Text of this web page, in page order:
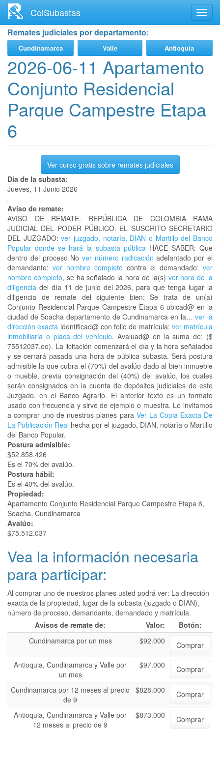
contenido
principal
ColSubastas
Remates judiciales por departamento:
Cundinamarca Valle Antioquia
2026-06-11 Apartamento
Conjunto Residencial
Parque Campestre Etapa
6
Ver curso gratis sobre remates judiciales
Día de la subasta:
Jueves, 11 Junio 2026
Aviso de remate:
AVISO DE REMATE. REPÚBLICA DE COLOMBIA RAMA
JUDICIAL DEL PODER PÚBLICO. EL SUSCRITO SECRETARIO
DEL JUZGADO: ver juzgado, notaría, DIAN o Martillo del Banco
Popular donde se hará la subasta públicaHACE SABER: Que
dentro del proceso Nover número radicación adelantado por el
demandante: ver nombre completo contra el demandado: ver
nombre completo, se ha señalado la hora de la(s) ver hora de la
diligencia del día 11 de junio del 2026, para que tenga lugar la
diligencia de remate del siguiente bien: Se trata de un(a)
Conjunto Residencial Parque Campestre Etapa 6 ubicad@ en la
ciudad de Soacha departamento de Cundinamarca en la…ver la
dirección exacta identificad@ con folio de matrícula: ver matrícula
inmobiliaria o placa del vehículo. Avaluad@ en la suma de: ($
75512037.oo). La licitación comenzará el día y la hora señalados
y se cerrará pasada una hora de pública subasta. Será postura
admisible la que cubra el (70%) del avalúo dado al bien inmueble
o mueble, previa consignación del (40%) del avalúo, los cuales
serán consignados en la cuenta de depósitos judiciales de este
Juzgado, en el Banco Agrario. El anterior texto es un formato
usado con frecuencia y sirve de ejemplo o muestra. Lo invitamos
a comprar uno de nuestros planes para Ver La Copia Exacta De
La Publicación Real hecha por el juzgado, DIAN, notaría o Martillo
del Banco Popular.
Postura admisible:
$52.858.426
Es el 70% del avalúo.
Postura hábil:
Es el 40% del avalúo.
Propiedad:
Apartamento Conjunto Residencial Parque Campestre Etapa 6,
Soacha, Cundinamarca
Avalúo:
$75.512.037
Vea la información necesaria
para participar:
Al comprar uno de nuestros planes usted podrá ver: La dirección
exacta de la propiedad, lugar de la subasta (juzgado o DIAN),
número de proceso, demandante, demandado y matrícula.
Avisos de remate de:
Valor:
Botón:
Cundinamarca por un mes
$92.000
Comprar
Antioquia, Cundinamarca y Valle por
un mes
$97.000 Comprar
Cundinamarca por 12 meses al precio
de 9
$828.000 Comprar
Antioquia, Cundinamarca y Valle por
12 meses al precio de 9
$873.000 Comprar